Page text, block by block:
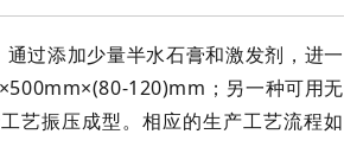
过添加少量半水石膏和激发剂 ，进一
120)mm；另一种可用无
艺振压成型。相应的生产工艺流程如